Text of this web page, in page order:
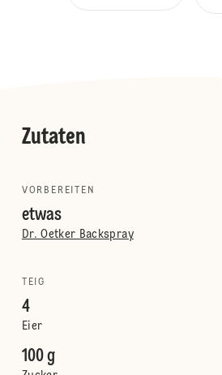
Zutaten
VORBEREITEN
etwas
Dr. Oetker Backspray
TEIG
4
Eier
100 g